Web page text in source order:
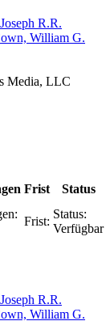
R.R.
William G.
Media, LLC
Frist
Status
Frist:
Status:
Verfügbar
R.R.
William G.